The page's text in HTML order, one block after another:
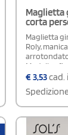
Maglietta
corta
Maglietta
Roly,
Modello
€3,53cad.